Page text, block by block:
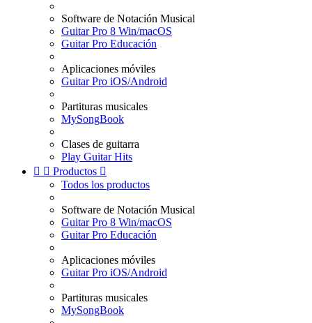
Software de Notación Musical
Guitar Pro 8 Win/macOS
Guitar Pro Educación
Aplicaciones móviles
Guitar Pro iOS/Android
Partituras musicales
MySongBook
Clases de guitarra
Play Guitar Hits
  Productos 
Todos los productos
Software de Notación Musical
Guitar Pro 8 Win/macOS
Guitar Pro Educación
Aplicaciones móviles
Guitar Pro iOS/Android
Partituras musicales
MySongBook